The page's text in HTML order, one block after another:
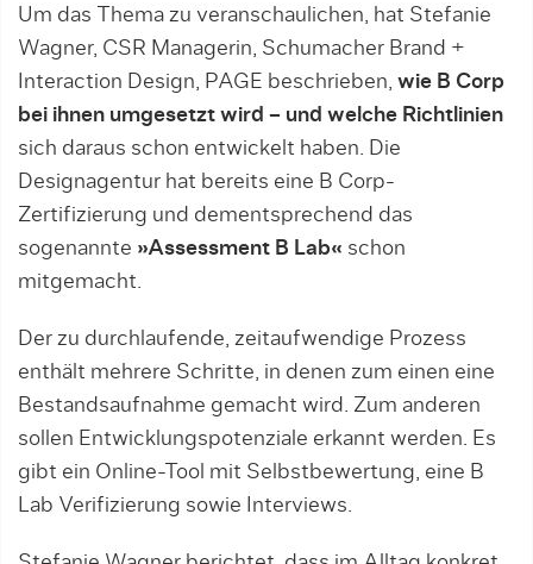
Um das Thema zu veranschaulichen, hat Stefanie
Wagner, CSR Managerin, Schumacher Brand +
Interaction Design, PAGE beschrieben, wie B Corp
bei ihnen umgesetzt wird – und welche Richtlinien
sich daraus schon entwickelt haben. Die
Designagentur hat bereits eine B Corp-
Zertifizierung und dementsprechend das
sogenannte »Assessment B Lab« schon
mitgemacht.
Der zu durchlaufende, zeitaufwendige Prozess
enthält mehrere Schritte, in denen zum einen eine
Bestandsaufnahme gemacht wird. Zum anderen
sollen Entwicklungspotenziale erkannt werden. Es
gibt ein Online-Tool mit Selbstbewertung, eine B
Lab Verifizierung sowie Interviews.